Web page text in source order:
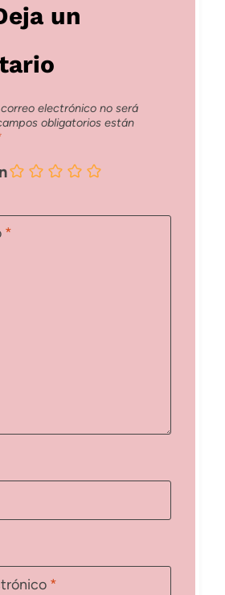
un
electrónico no será
obligatorios están
*
*